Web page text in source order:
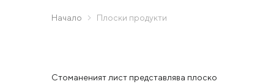
Начало Плоски продукти
Стоманеният лист представлява плоско